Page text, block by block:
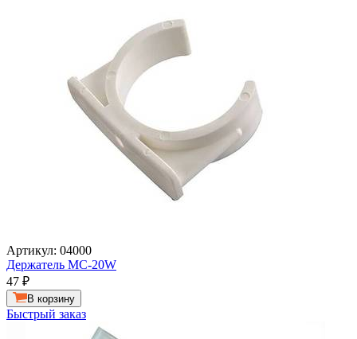
Артикул: 04000
Держатель MC-20W
47 ₽
В корзину
Быстрый заказ